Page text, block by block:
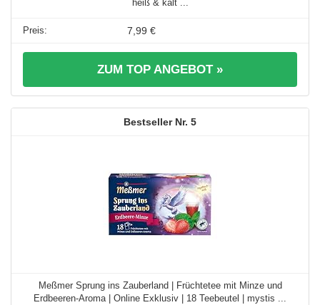
heiß & kalt ...
7,99 €
ZUM TOP ANGEBOT »
5
Meßmer Sprung ins Zauberland | Früchtetee mit Minze und
Erdbeeren-Aroma | Online Exklusiv | 18 Teebeutel | mystis ...